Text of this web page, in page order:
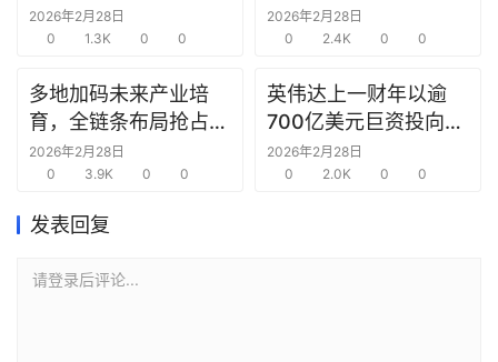
窗
商
合
2026年2月28日
0
1.3K 0 0
沫时期思科同样的“危
险境地”
2026年2月28日
0
2.4K 0 0
多地加码未来产业培
育，全链条布局抢占新
赛道先机
2026年2月28日
0
3.9K 0 0
英伟达上一财年以逾
700亿美元巨资投向合
作方，竭力巩固AI芯片
需求
2026年2月28日
0
2.0K 0 0
发表回复
请登录后评论...